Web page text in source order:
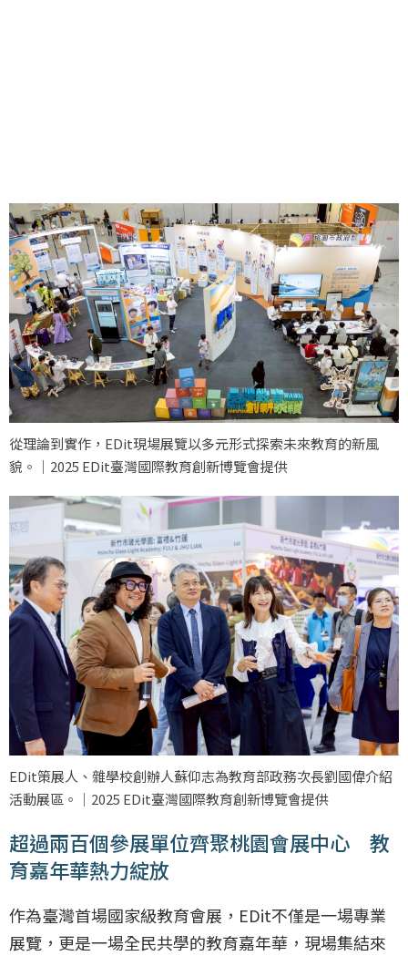
從理論到實作，EDit現場展覽以多元形式探索未來教育的新風
貌。｜2025 EDit臺灣國際教育創新博覽會提供
EDit策展人、雜學校創辦人蘇仰志為教育部政務次長劉國偉介紹
活動展區。｜2025 EDit臺灣國際教育創新博覽會提供
超過兩百個參展單位齊聚桃園會展中心 教
育嘉年華熱力綻放
作為臺灣首場國家級教育會展，EDit不僅是一場專業
展覽，更是一場全民共學的教育嘉年華，現場集結來